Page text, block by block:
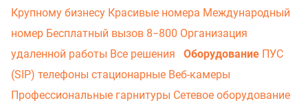
Крупному бизнесу Красивые номера Международный
номер Бесплатный вызов 8−800 Организация
удаленной работы Все решения Оборудование ПУС
(SIP) телефоны стационарные Веб-камеры
Профессиональные гарнитуры Сетевое оборудование